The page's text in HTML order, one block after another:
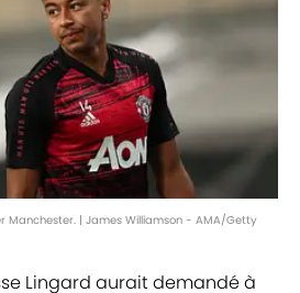
Manchester. | James Williamson - AMA/Getty
Lingard aurait demandé à